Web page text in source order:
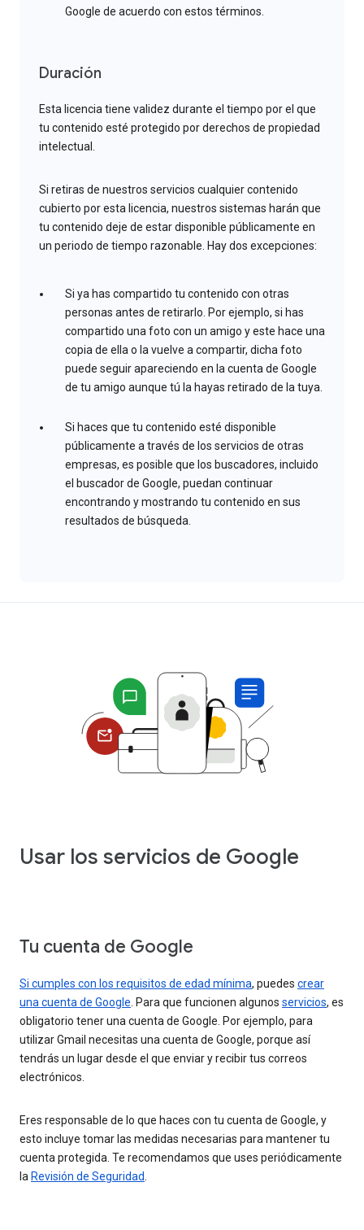
Google de acuerdo con estos términos.
Duración
Esta licencia tiene validez durante el tiempo por el que
tu contenido esté protegido por derechos de propiedad
intelectual.
Si retiras de nuestros servicios cualquier contenido
cubierto por esta licencia, nuestros sistemas harán que
tu contenido deje de estar disponible públicamente en
un periodo de tiempo razonable. Hay dos excepciones:
Si ya has compartido tu contenido con otras
personas antes de retirarlo. Por ejemplo, si has
compartido una foto con un amigo y este hace una
copia de ella o la vuelve a compartir, dicha foto
puede seguir apareciendo en la cuenta de Google
de tu amigo aunque tú la hayas retirado de la tuya.
Si haces que tu contenido esté disponible
públicamente a través de los servicios de otras
empresas, es posible que los buscadores, incluido
el buscador de Google, puedan continuar
encontrando y mostrando tu contenido en sus
resultados de búsqueda.
Usar los servicios de Google
Tu cuenta de Google
Si cumples con los requisitos de edad mínima, puedes crear
una cuenta de Google. Para que funcionen algunos servicios, es
obligatorio tener una cuenta de Google. Por ejemplo, para
utilizar Gmail necesitas una cuenta de Google, porque así
tendrás un lugar desde el que enviar y recibir tus correos
electrónicos.
Eres responsable de lo que haces con tu cuenta de Google, y
esto incluye tomar las medidas necesarias para mantener tu
cuenta protegida. Te recomendamos que uses periódicamente
la Revisión de Seguridad.